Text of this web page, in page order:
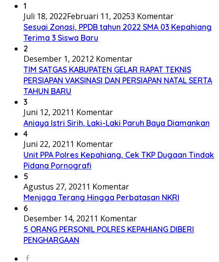
1
Juli 18, 2022Februari 11, 20253 Komentar
Sesuai Zonasi, PPDB tahun 2022 SMA 03 Kepahiang
Terima 3 Siswa Baru
2
Desember 1, 20212 Komentar
TIM SATGAS KABUPATEN GELAR RAPAT TEKNIS
PERSIAPAN VAKSINASI DAN PERSIAPAN NATAL SERTA
TAHUN BARU
3
Juni 12, 2021 1 Komentar
Aniaya Istri Sirih, Laki-Laki Paruh Baya Diamankan
4
Juni 22, 2021 1 Komentar
Unit PPA Polres Kepahiang, Cek TKP Dugaan Tindak
Pidana Pornografi
5
Agustus 27, 2021 1 Komentar
Menjaga Terang Hingga Perbatasan NKRI
6
Desember 14, 2021 1 Komentar
5 ORANG PERSONIL POLRES KEPAHIANG DIBERI
PENGHARGAAN